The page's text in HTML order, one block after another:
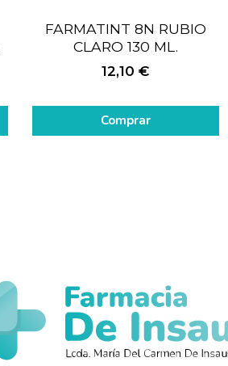
FARMATINT 8N RUBIO
CLARO 130 ML.
12,10€
Comprar